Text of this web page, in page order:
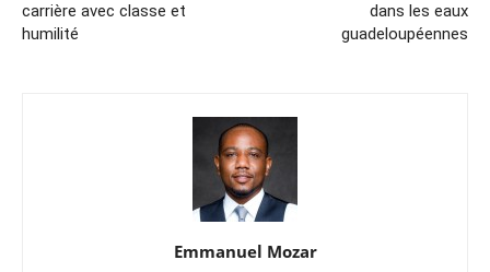
carrière avec classe et
humilité
dans les eaux
guadeloupéennes
Emmanuel Mozar